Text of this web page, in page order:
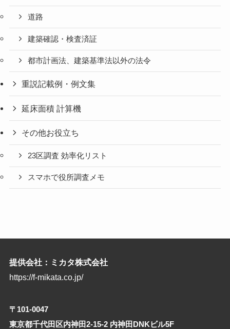
道路
建築確認・検査済証
都市計画法、建築基準法以外の法令
重説記載例・例文集
延床面積 計算機
その他お役立ち
23区調査 効率化リスト
スマホで役所調査メモ
提供会社：ミカタ株式会社
https://f-mikata.co.jp/
〒101-0047
東京都千代田区内神田2-15-2 内神田DNKビル5F